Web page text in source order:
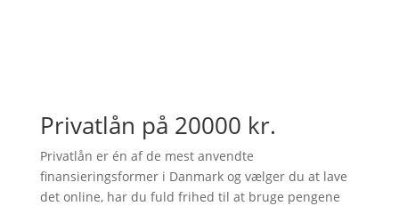
Privatlån på 20000 kr.
Privatlån er én af de mest anvendte
finansieringsformer i Danmark og vælger du at lave
det online, har du fuld frihed til at bruge pengene